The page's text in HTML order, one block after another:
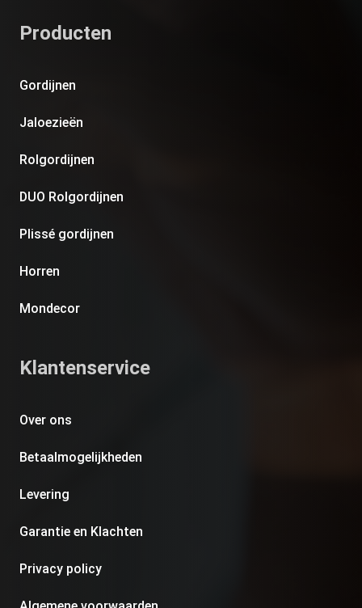
Producten
Gordijnen
Jaloezieën
Rolgordijnen
DUO Rolgordijnen
Plissé gordijnen
Horren
Mondecor
Klantenservice
Over ons
Betaalmogelijkheden
Levering
Garantie en Klachten
Privacy policy